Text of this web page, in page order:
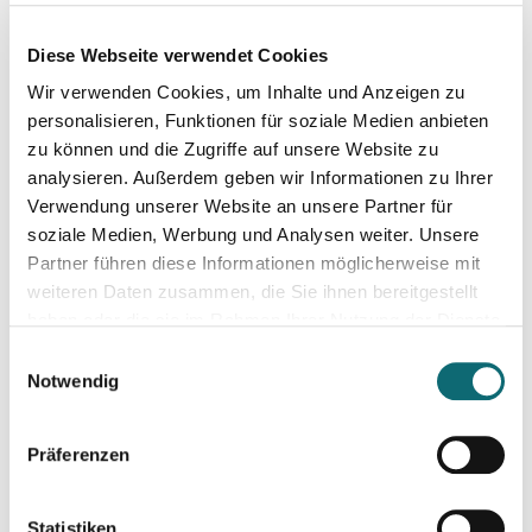
Diese Webseite verwendet Cookies
Wir verwenden Cookies, um Inhalte und Anzeigen zu
personalisieren, Funktionen für soziale Medien anbieten
zu können und die Zugriffe auf unsere Website zu
analysieren. Außerdem geben wir Informationen zu Ihrer
Verwendung unserer Website an unsere Partner für
soziale Medien, Werbung und Analysen weiter. Unsere
Partner führen diese Informationen möglicherweise mit
weiteren Daten zusammen, die Sie ihnen bereitgestellt
Notwendig
Präferenzen
Statistiken
05.10.2023
Professionell moderieren
10.10.2023
Podcasting für Anfänger:innen: Der Weg zum eigenen
06.11.2023